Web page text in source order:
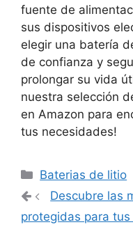
fuente de
sus dispositivos
elegir una batería
de confianza y
prolongar su vida
nuestra selección
en Amazon para
tus necesidades!
Categorías
Baterias de litio
Navegación
Descubre las
protegidas para